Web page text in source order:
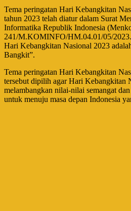
Tema peringatan Hari Kebangkitan
tahun 2023 telah diatur dalam Surat
Informatika Republik Indonesia
241/M.KOMINFO/HM.04.01/05/
Hari Kebangkitan Nasional 2023
Bangkit”.
Tema peringatan Hari Kebangkitan
tersebut dipilih agar Hari Kebangkitan
melambangkan nilai-nilai semangat
untuk menuju masa depan Indonesia